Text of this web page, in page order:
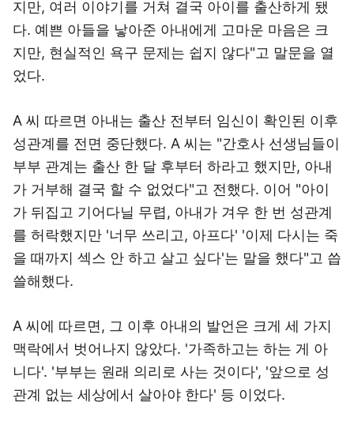
지만, 여러 이야기를 거쳐 결국 아이를 출산하게 됐
다. 예쁜 아들을 낳아준 아내에게 고마운 마음은 크
지만, 현실적인 욕구 문제는 쉽지 않다"고 말문을 열
었다.
A 씨 따르면 아내는 출산 전부터 임신이 확인된 이후
성관계를 전면 중단했다. A 씨는 "간호사 선생님들이
부부 관계는 출산 한 달 후부터 하라고 했지만, 아내
가 거부해 결국 할 수 없었다"고 전했다. 이어 "아이
가 뒤집고 기어다닐 무렵, 아내가 겨우 한 번 성관계
를 허락했지만 '너무 쓰리고, 아프다' '이제 다시는 죽
을 때까지 섹스 안 하고 살고 싶다'는 말을 했다"고 씁
쓸해했다.
A 씨에 따르면, 그 이후 아내의 발언은 크게 세 가지
맥락에서 벗어나지 않았다. '가족하고는 하는 게 아
니다'. '부부는 원래 의리로 사는 것이다', '앞으로 성
관계 없는 세상에서 살아야 한다' 등 이었다.